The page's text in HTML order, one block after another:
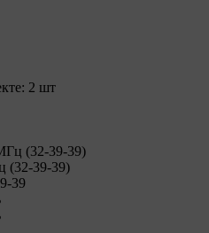
2 шт
(32-39-39)
(32-39-39)
39